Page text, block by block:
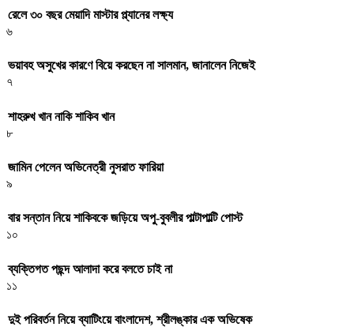
রেলে ৩০ বছর মেয়াদি মাস্টার প্ল্যানের লক্ষ্য
৬
ভয়াবহ অসুখের কারণে বিয়ে করছেন না সালমান, জানালেন নিজেই
৭
শাহরুখ খান নাকি শাকিব খান
৮
জামিন পেলেন অভিনেত্রী নুসরাত ফারিয়া
৯
বার সন্তান নিয়ে শাকিবকে জড়িয়ে অপু-বুবলীর পাল্টাপাল্টি পোস্ট
১০
ব্যক্তিগত পছন্দ আলাদা করে বলতে চাই না
১১
দুই পরিবর্তন নিয়ে ব্যাটিংয়ে বাংলাদেশ, শ্রীলঙ্কার এক অভিষেক